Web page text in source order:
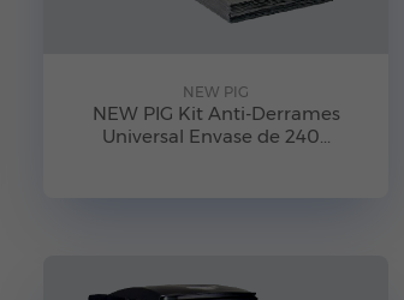
NEW PIG
NEW PIG Kit Anti-Derrames
Universal Envase de 240...